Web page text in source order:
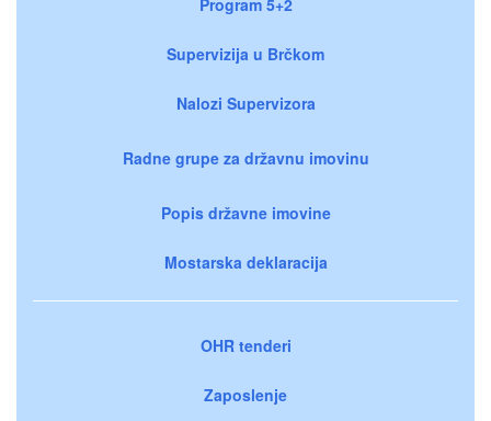
Supervizija u Brčkom
Nalozi Supervizora
Radne grupe za državnu imovinu
Popis državne imovine
Mostarska deklaracija
OHR tenderi
Zaposlenje